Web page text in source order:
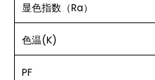
显色指数（Ra）
色温(K)
PF